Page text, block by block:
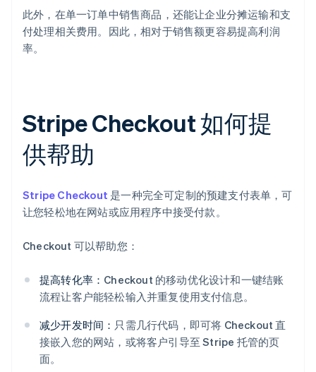
此外，在单一订单中销售商品，还能让企业分摊运输和支
付处理相关费用。因此，相对于销售额更容易提高利润
率。
Stripe Checkout 如何提
供帮助
Stripe Checkout 是一种完全可定制的预建支付表单，可
让您轻松地在网站或应用程序中接受付款。
Checkout 可以帮助您：
提高转化率： Checkout 的移动优化设计和一键结账
流程让客户能轻松输入并重复使用支付信息。
减少开发时间： 只需几行代码，即可将 Checkout 直
接嵌入您的网站，或将客户引导至 Stripe 托管的页
面。